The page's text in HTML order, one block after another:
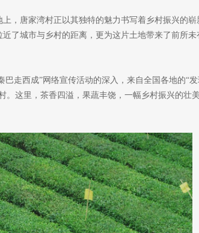
，唐家湾村正以其独特的魅力书写着乡村振兴的崭
了城市与乡村的距离，更为这片土地带来了前所未
巴走西成”网络宣传活动的深入，来自全国各地的“
。这里，茶香四溢，果蔬丰饶，一幅乡村振兴的壮美